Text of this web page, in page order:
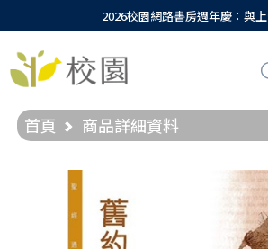
2026校園網路書房週年慶：與
首頁 商品詳細資料